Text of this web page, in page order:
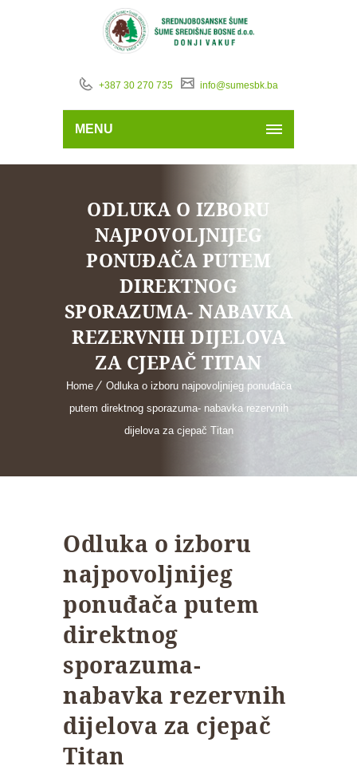
+387 30 270 735 info@sumesbk.ba
MENU
ODLUKA O IZBORU
NAJPOVOLJNIJEG
PONUĐAČA PUTEM
DIREKTNOG
SPORAZUMA- NABAVKA
REZERVNIH DIJELOVA
ZA CJEPAČ TITAN
Home
Odluka o izboru najpovoljnijeg ponuđača
putem direktnog sporazuma- nabavka rezervnih
dijelova za cjepač Titan
Odluka o izboru
najpovoljnijeg
ponuđača putem
direktnog
sporazuma-
nabavka rezervnih
dijelova za cjepač
Titan